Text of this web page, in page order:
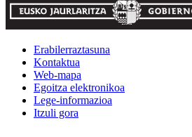
Erabilerraztasuna
Kontaktua
Web-mapa
Egoitza elektronikoa
Lege-informazioa
Itzuli gora